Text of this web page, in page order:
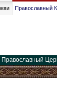
Православный
Православный